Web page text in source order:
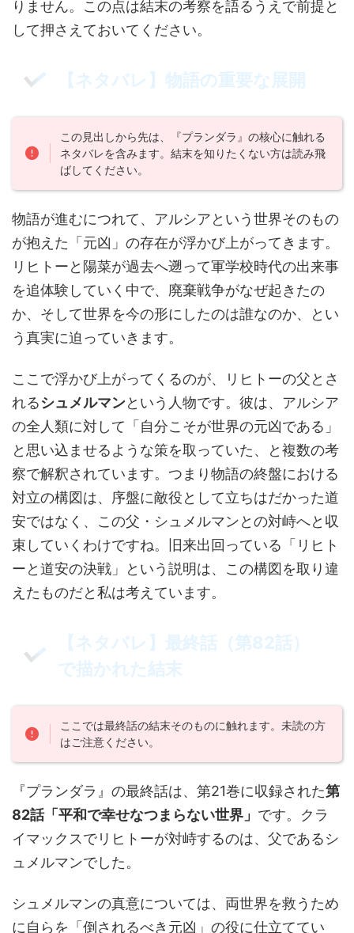
りません。この点は結末の考察を語るうえで前提と
して押さえておいてください。
【ネタバレ】物語の重要な展開
この見出しから先は、『プランダラ』の核心に触れる
ネタバレを含みます。結末を知りたくない方は読み飛
ばしてください。
物語が進むにつれて、アルシアという世界そのもの
が抱えた「元凶」の存在が浮かび上がってきます。
リヒトーと陽菜が過去へ遡って軍学校時代の出来事
を追体験していく中で、廃棄戦争がなぜ起きたの
か、そして世界を今の形にしたのは誰なのか、とい
う真実に迫っていきます。
ここで浮かび上がってくるのが、リヒトーの父とさ
れるシュメルマンという人物です。彼は、アルシア
の全人類に対して「自分こそが世界の元凶である」
と思い込ませるような策を取っていた、と複数の考
察で解釈されています。つまり物語の終盤における
対立の構図は、序盤に敵役として立ちはだかった道
安ではなく、この父・シュメルマンとの対峙へと収
束していくわけですね。旧来出回っている「リヒト
ーと道安の決戦」という説明は、この構図を取り違
えたものだと私は考えています。
【ネタバレ】最終話（第82話）
で描かれた結末
ここでは最終話の結末そのものに触れます。未読の方
はご注意ください。
『プランダラ』の最終話は、第21巻に収録された第
82話「平和で幸せなつまらない世界」 です。クラ
イマックスでリヒトーが対峙するのは、父であるシ
ュメルマンでした。
シュメルマンの真意については、両世界を救うため
に自らを「倒されるべき元凶」の役に仕立ててい